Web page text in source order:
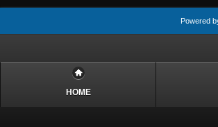
Powered
HOME